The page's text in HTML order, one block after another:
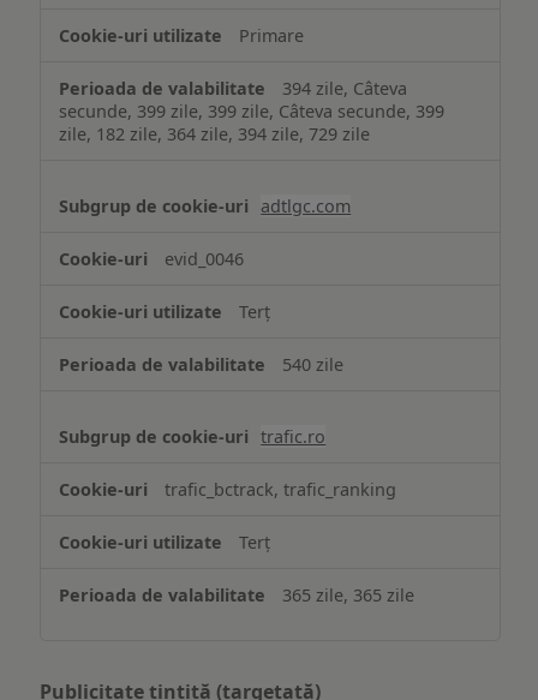
Primare
394 zile, Câteva
secunde, 399 zile, 399 zile, Câteva secunde, 399
zile, 182 zile, 364 zile, 394 zile, 729 zile
adtlgc.com
evid_0046
Terț
540 zile
trafic.ro
trafic_bctrack, trafic_ranking
Terț
365 zile, 365 zile
Publicitate țintită (targetată)